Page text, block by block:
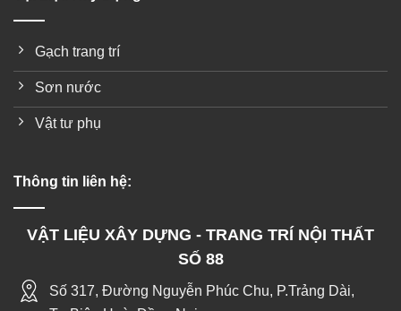
Gạch trang trí
Sơn nước
Vật tư phụ
Thông tin liên hệ:
VẬT LIỆU XÂY DỰNG - TRANG TRÍ NỘI THẤT
SỐ 88
Số 317, Đường Nguyễn Phúc Chu, P.Trảng Dài,